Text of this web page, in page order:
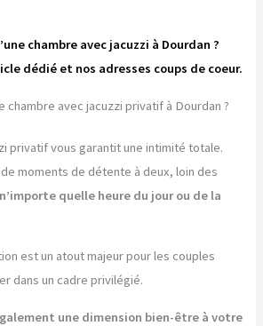
chambre avec jacuzzi à Dourdan ?
dédié et nos adresses coups de coeur.
chambre avec jacuzzi privatif à Dourdan ?
privatif vous garantit une intimité totale.
moments de détente à deux, loin des
quelle heure du jour ou de la
est un atout majeur pour les couples
dans un cadre privilégié.
une dimension bien-être à votre